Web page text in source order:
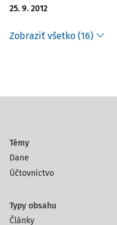
25. 9. 2012
Zobraziť všetko (16)
Témy
Dane
Účtovníctvo
Typy obsahu
Články